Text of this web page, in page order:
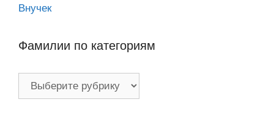
Внучек
Фамилии по категориям
Фамилии